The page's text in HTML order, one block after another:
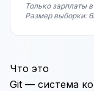
Только зарплаты
Размер выборки:
Что это
Git — система